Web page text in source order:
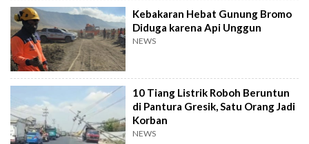
Kebakaran Hebat Gunung Bromo
Diduga karena Api Unggun
NEWS
10 Tiang Listrik Roboh Beruntun
di Pantura Gresik, Satu Orang Jadi
Korban
NEWS